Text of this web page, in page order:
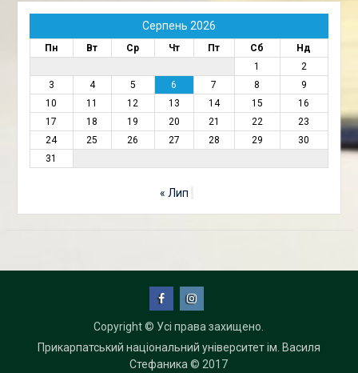
Серпень 2026
Пн Вт Ср Чт Пт Сб
Нд
1
2
3
4 5 6 7 8
9
10
11 12 13 14 15
16
17
18 19 20 21 22
23
24
25 26 27 28 29
30
31
« Лип
Copyright © Усі права захищено.
Прикарпатський національний університет ім. Василя
Стефаника © 2017